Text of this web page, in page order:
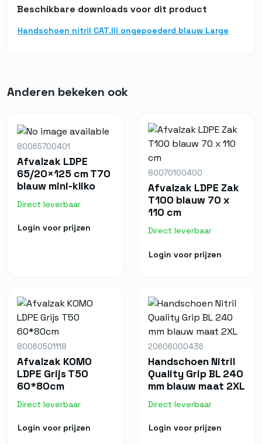
Schoonmaakbranche– Geschikt voor gebruik met diverse
schoonmaakmiddelen en desinfectanten
– Gecertificeerd voor veilig gebruik bij
kwaliteitsnormen. Met eenAQL-waarde van 1,5
certificeringen zoals EN 420, EN 374-1:2016 en EN 374-
gebruik. De opvallende blauwe kleur maakt eventuele
schade direct zichtbaar, wat de veiligheid verder
verhoogt.
Bestel vandaag nog en werk met maximale
bescherming!
Steriel Nee
Beschikbare downloads voor dit product
Handschoen nitril CAT.III ongepoederd blauw Large
Anderen bekeken ook
80065700401
Afvalzak LDPE
65/20×125 cm T70
blauw mini-kliko
Direct leverbaar
Login voor prijzen
80070100400
Afvalzak LDPE Zak
T100 blauw 70 x
110 cm
Direct leverbaar
Login voor prijzen
80060501118
Afvalzak KOMO
LDPE Grijs T50
60*80cm
Direct leverbaar
Login voor prijzen
20606000436
Handschoen Nitril
Quality Grip BL 240
mm blauw maat 2XL
Direct leverbaar
Login voor prijzen